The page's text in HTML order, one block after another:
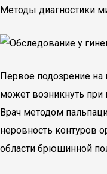
Методы диагностики
Первое подозрение
может возникнуть при
Врач методом
неровность контуров
области брюшинной